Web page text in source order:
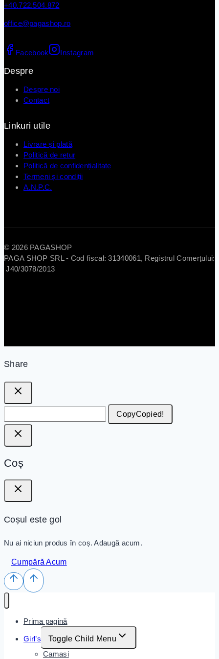
+40.722.504.872
office@pagashop.ro
Facebook Instagram
Despre
Despre noi
Contact
Linkuri utile
Livrare și plată
Politică de retur
Politică de confidențialitate
Termeni și condiții
A.N.P.C.
© 2026 PAGASHOP
PAGA SHOP SRL - Cod fiscal: 31340061, Registrul Comerțului:
J40/3078/2013
Share
CopyCopied!
Coș
Coșul este gol
Nu ai niciun produs în coș. Adaugă acum.
Cumpără Acum
Prima pagină
Girl’s
Toggle Child Menu
Camasi